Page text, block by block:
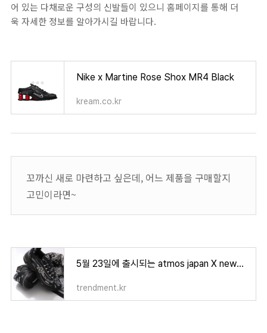
어 있는 다채로운 구성의 신발들이 있으니 홈페이지를 통해 더
욱 자세한 정보를 알아가시길 바랍니다.
Nike x Martine Rose Shox MR4 Black
kream.co.kr
꼬까신 새로 마련하고 싶은데, 어느 제품을 구매할지
고민이라면~
5월 23일에 출시되는 atmos japan X newbalance 1000 "bāṅdhnū" ♠️
trendment.kr